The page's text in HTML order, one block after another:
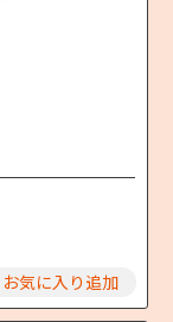
お気に入り追加